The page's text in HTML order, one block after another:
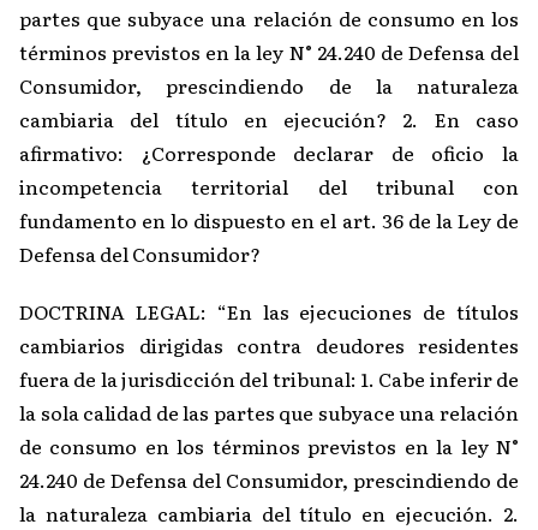
partes que subyace una relación de consumo en los
términos previstos en la ley N° 24.240 de Defensa del
Consumidor, prescindiendo de la naturaleza
cambiaria del título en ejecución? 2. En caso
afirmativo: ¿Corresponde declarar de oficio la
incompetencia territorial del tribunal con
fundamento en lo dispuesto en el art. 36 de la Ley de
Defensa del Consumidor?
DOCTRINA LEGAL: “En las ejecuciones de títulos
cambiarios dirigidas contra deudores residentes
fuera de la jurisdicción del tribunal: 1. Cabe inferir de
la sola calidad de las partes que subyace una relación
de consumo en los términos previstos en la ley N°
24.240 de Defensa del Consumidor, prescindiendo de
la naturaleza cambiaria del título en ejecución. 2.